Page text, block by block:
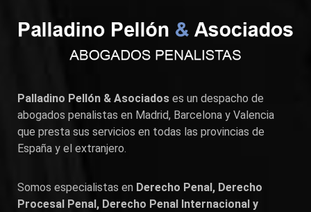
Palladino Pellón & Asociados es un despacho de
abogados penalistas en Madrid, Barcelona y Valencia
que presta sus servicios en todas las provincias de
España y el extranjero.
Somos especialistas en Derecho Penal, Derecho
Procesal Penal, Derecho Penal Internacional y